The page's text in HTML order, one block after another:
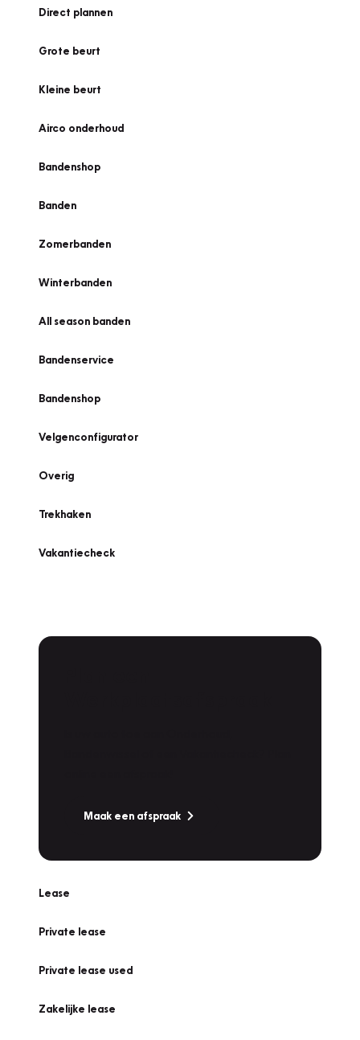
Direct plannen
Grote beurt
Kleine beurt
Airco onderhoud
Bandenshop
Banden
Zomerbanden
Winterbanden
All season banden
Bandenservice
Bandenshop
Velgenconfigurator
Overig
Trekhaken
Vakantiecheck
Maak een afspraak
Lease
Private lease
Private lease used
Zakelijke lease